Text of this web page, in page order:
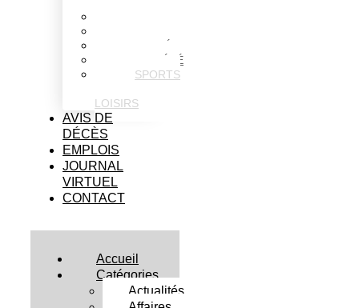
SOCIÉTÉ
SPORTS
LOISIRS
AVIS DE
DÉCÈS
EMPLOIS
JOURNAL
VIRTUEL
CONTACT
Accueil
Catégories
Actualités